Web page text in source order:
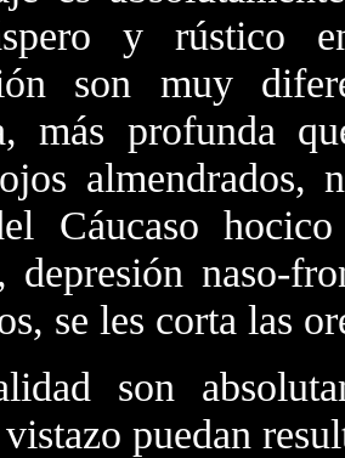
y rústico
son muy
más profunda
almendrados,
Cáucaso
depresión naso-
se les corta las
son
puedan